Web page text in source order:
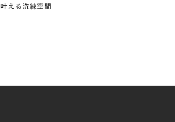
叶える洗練空間